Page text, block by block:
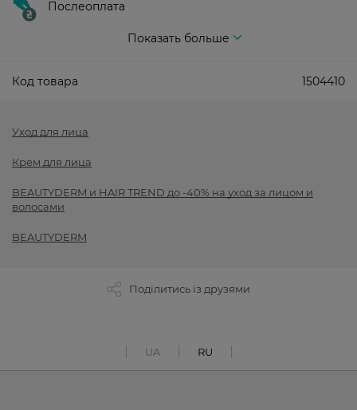
Послеоплата
Показать больше
Код товара 1504410
Уход для лица
Крем для лица
BEAUTYDERM и HAIR TREND до -40% на уход за лицом и
волосами
BEAUTYDERM
Поділитись із друзями
UA RU